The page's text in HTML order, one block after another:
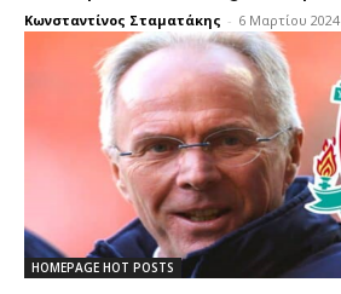
Κωνσταντίνος Σταματάκης - 6 Μαρτίου 2024
HOMEPAGE HOT POSTS